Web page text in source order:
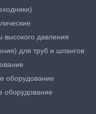
давления
для труб и шлангов
оборудование
оборудование